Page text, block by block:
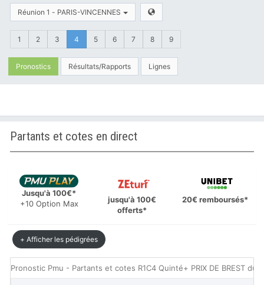
Réunion 1 - PARIS-VINCENNES
1 2 3 4 5 6 7 8 9
Pronostics Résultats/Rapports Lignes
Partants et cotes en direct
Jusqu'à 100€*
+10 Option Max
jusqu'à 100€
offerts*
20€ remboursés*
+ Afficher les pédigrées
Pronostic Pmu - Partants et cotes R1C4 Quinté+ PRIX DE BREST du